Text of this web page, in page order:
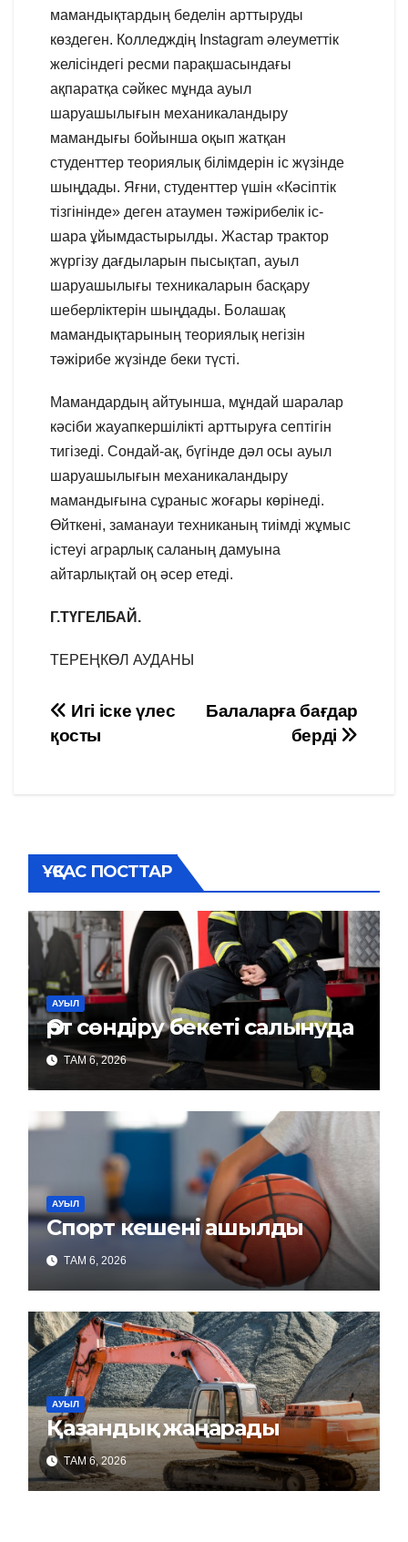
мамандықтардың беделін арттыруды
көздеген. Колледждің Instagram әлеуметтік
желісіндегі ресми парақшасындағы
ақпаратқа сәйкес мұнда ауыл
шаруашылығын механикаландыру
мамандығы бойынша оқып жатқан
студенттер теориялық білімдерін іс жүзінде
шыңдады. Яғни, студенттер үшін «Кәсіптік
тізгінінде» деген атаумен тәжірибелік іс-
шара ұйымдастырылды. Жастар трактор
жүргізу дағдыларын пысықтап, ауыл
шаруашылығы техникаларын басқару
шеберліктерін шыңдады. Болашақ
мамандықтарының теориялық негізін
тәжірибе жүзінде беки түсті.
Мамандардың айтуынша, мұндай шаралар
кәсіби жауапкершілікті арттыруға септігін
тигізеді. Сондай-ақ, бүгінде дәл осы ауыл
шаруашылығын механикаландыру
мамандығына сұраныс жоғары көрінеді.
Өйткені, заманауи техниканың тиімді жұмыс
істеуі аграрлық саланың дамуына
айтарлықтай оң әсер етеді.
Г.ТҮГЕЛБАЙ.
ТЕРЕҢКӨЛ АУДАНЫ
Навигация
по
Балаларға бағдар
берді
Игі іске үлес
қосты
ҰҚСАС ПОСТТАР
АУЫЛ
Өрт сөндіру бекеті салынуда
ТАМ 6, 2026
АУЫЛ
Спорт кешені ашылды
ТАМ 6, 2026
АУЫЛ
Қазандық жаңарады
ТАМ 6, 2026